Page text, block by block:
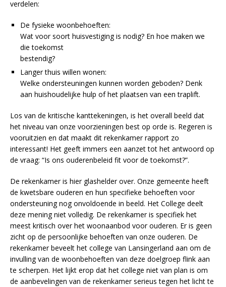
verdelen:
De fysieke woonbehoeften:
Wat voor soort huisvestiging is nodig? En hoe maken we
die toekomst
bestendig?
Langer thuis willen wonen:
Welke ondersteuningen kunnen worden geboden? Denk
aan huishoudelijke hulp of het plaatsen van een traplift.
Los van de kritische kanttekeningen, is het overall beeld dat
het niveau van onze voorzieningen best op orde is. Regeren is
vooruitzien en dat maakt dit rekenkamer rapport zo
interessant! Het geeft immers een aanzet tot het antwoord op
de vraag: “Is ons ouderenbeleid fit voor de toekomst?”.
De rekenkamer is hier glashelder over. Onze gemeente heeft
de kwetsbare ouderen en hun specifieke behoeften voor
ondersteuning nog onvoldoende in beeld. Het College deelt
deze mening niet volledig. De rekenkamer is specifiek het
meest kritisch over het woonaanbod voor ouderen. Er is geen
zicht op de persoonlijke behoeften van onze ouderen. De
rekenkamer beveelt het college van Lansingerland aan om de
invulling van de woonbehoeften van deze doelgroep flink aan
te scherpen. Het lijkt erop dat het college niet van plan is om
de aanbevelingen van de rekenkamer serieus tegen het licht te